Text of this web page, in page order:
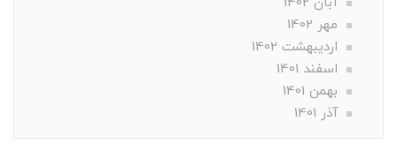
مهر 1402
ارديبهشت 1402
اسفند 1401
بهمن 1401
آذر 1401